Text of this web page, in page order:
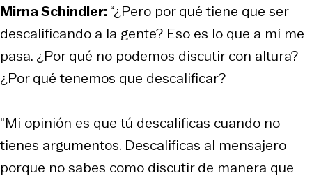
Mirna Schindler:“¿Pero por qué tiene que ser
descalificando a la gente? Eso es lo que a mí me
pasa. ¿Por qué no podemos discutir con altura?
¿Por qué tenemos que descalificar?
"Mi opinión es que tú descalificas cuando no
tienes argumentos. Descalificas al mensajero
porque no sabes como discutir de manera que